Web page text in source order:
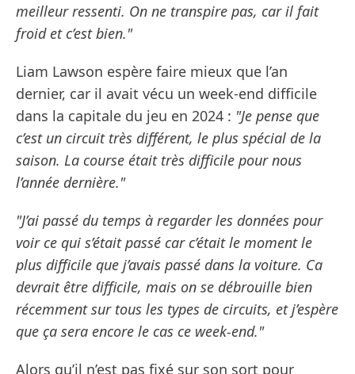
meilleur ressenti. On ne transpire pas, car il fait
froid et c’est bien."
Liam Lawson espère faire mieux que l’an
dernier, car il avait vécu un week-end difficile
dans la capitale du jeu en 2024 : "Je pense que
c’est un circuit très différent, le plus spécial de la
saison. La course était très difficile pour nous
l’année dernière."
"J’ai passé du temps à regarder les données pour
voir ce qui s’était passé car c’était le moment le
plus difficile que j’avais passé dans la voiture. Ca
devrait être difficile, mais on se débrouille bien
récemment sur tous les types de circuits, et j’espère
que ça sera encore le cas ce week-end."
Alors qu’il n’est pas fixé sur son sort pour